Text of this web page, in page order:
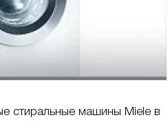
стиральные машины Miele в